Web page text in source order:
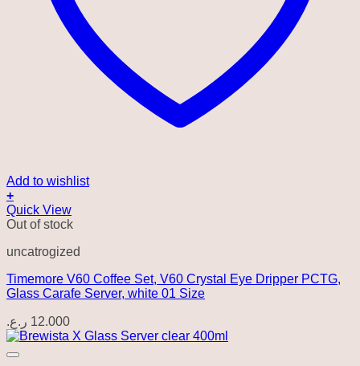
Add to wishlist
+
Quick View
Out of stock
uncatrogized
Timemore V60 Coffee Set, V60 Crystal Eye Dripper PCTG,
Glass Carafe Server, white 01 Size
12.000 ر.ع.